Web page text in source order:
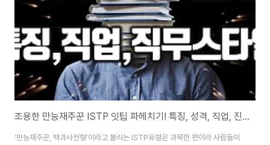
조용한 만능재주꾼 ISTP 잇팁 파헤치기! 특징, 성격, 직업, 진로, 직장생활, 회사내 직무,업무스타일
‘만능재주꾼, 백과사전형’이라고 불리는 ISTP유형은 과묵한 편이라 사람들이